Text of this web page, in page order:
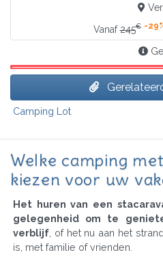
Vanaf245€ -
Camping Lot
Welke camping
kiezen voor uw
Het huren van een
gelegenheid om te
verblijf , of het nu aan het
is, met familie of vrienden.